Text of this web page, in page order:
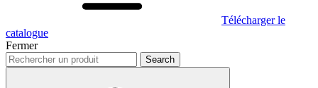
Télécharger le
catalogue
Fermer